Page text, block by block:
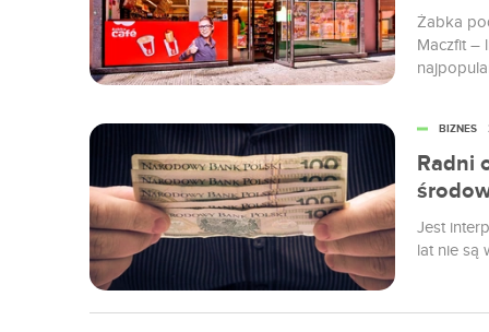
Żabka
Maczfit –
Radni
Jest
lat nie są
BIZNES